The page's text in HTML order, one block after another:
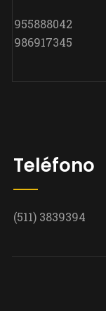
955888042
986917345
Teléfono
(511) 3839394